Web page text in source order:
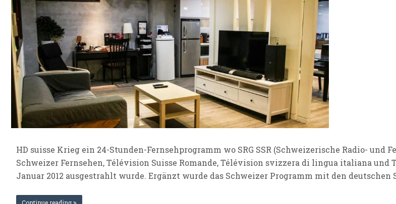
HD suisse Krieg ein 24-Stunden-Fernsehprogramm wo SRG SSR (Schweizerische Radio-
Schweizer Fernsehen, Télévision Suisse Romande, Télévision svizzera di lingua italiana und
Januar 2012 ausgestrahlt wurde. Ergänzt wurde das Schweizer Programm mit den